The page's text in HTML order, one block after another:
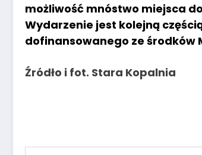
możliwość mnóstwo miejsca
Wydarzenie jest kolejną
dofinansowanego ze środków
Źródło i fot. Stara Kopalnia